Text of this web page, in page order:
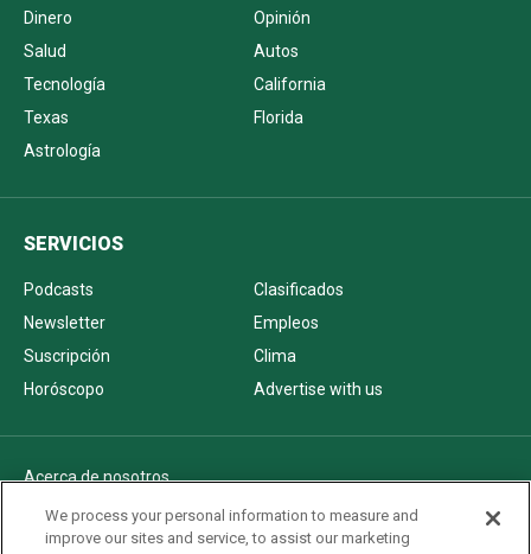
Dinero
Opinión
Salud
Autos
Tecnología
California
Texas
Florida
Astrología
SERVICIOS
Podcasts
Clasificados
Newsletter
Empleos
Suscripción
Clima
Horóscopo
Advertise with us
Acerca de nosotros
Politica de privacidad
Pautas Editoriales
We process your personal information to measure and
improve our sites and service, to assist our marketing